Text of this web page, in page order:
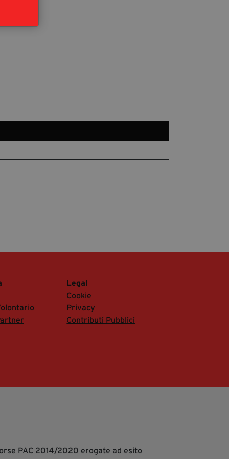
Legal
Cookie
Privacy
Contributi Pubblici
PAC 2014/2020 erogate ad esito